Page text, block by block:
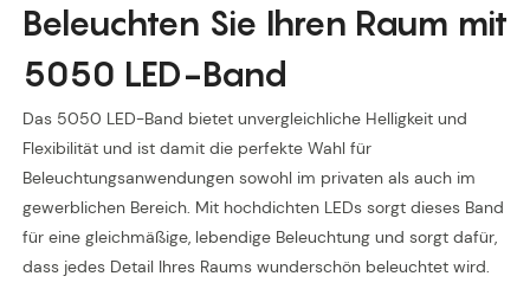
Beleuchten Sie Ihren Raum mit
5050 LED-Band
Das 5050 LED-Band bietet unvergleichliche Helligkeit und
Flexibilität und ist damit die perfekte Wahl für
Beleuchtungsanwendungen sowohl im privaten als auch im
gewerblichen Bereich. Mit hochdichten LEDs sorgt dieses Band
für eine gleichmäßige, lebendige Beleuchtung und sorgt dafür,
dass jedes Detail Ihres Raums wunderschön beleuchtet wird.